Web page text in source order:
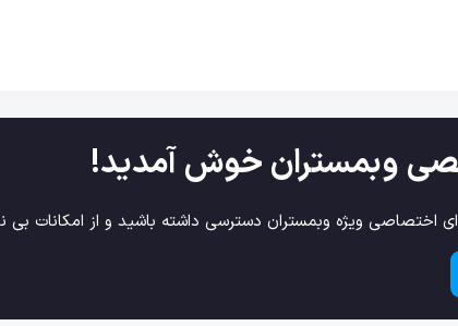
وبمستران خوش آمدید!
اختصاصی ویژه وبمستران دسترسی داشته باشید و از امکانات بی